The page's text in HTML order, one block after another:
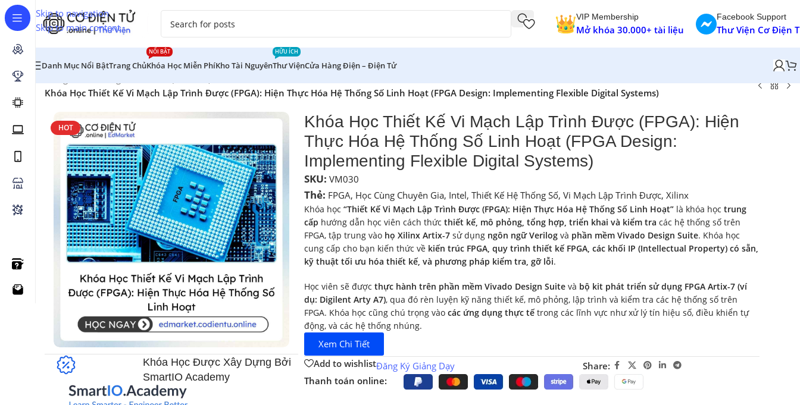
Skip to navigation
Skip to main content
VIP Membership
Mở khóa 30.000+ tài liệu
Facebook Support
Thư Viện Cơ Điện
Danh Mục Nổi BậtTrang ChủKhóa Học Miễn Phí
NỔI BẬT
Kho Tài NguyênThư Viện
HỮU ÍCH
Cửa Hàng Điện – Điện Tử
Khóa Học Thiết Kế Vi Mạch Lập Trình Được (FPGA): Hiện Thực Hóa Hệ Thống Số Linh Hoạt (FPGA Design: Implementing Flexible Digital Systems)
HOT
Khóa Học Được Xây Dựng Bởi
SmartIO Academy​
Khóa Học Thiết Kế Vi Mạch Lập Trình Được (FPGA): Hiện
Thực Hóa Hệ Thống Số Linh Hoạt (FPGA Design:
Implementing Flexible Digital Systems)
SKU: VM030
Thẻ: FPGA, Học Cùng Chuyên Gia, Intel, Thiết Kế Hệ Thống Số, Vi Mạch Lập Trình Được, Xilinx
Khóa học “Thiết Kế Vi Mạch Lập Trình Được (FPGA): Hiện Thực Hóa Hệ Thống Số Linh Hoạt”là khóa học trung
cấp hướng dẫn học viên cách thức thiết kế, mô phỏng, tổng hợp, triển khai và kiểm tra các hệ thống số trên
FPGA, tập trung vào họ Xilinx Artix-7sử dụng ngôn ngữ Verilogvà phần mềm Vivado Design Suite. Khóa học
cung cấp cho bạn kiến thức về kiến trúc FPGA, quy trình thiết kế FPGA, các khối IP (Intellectual Property) có sẵn,
kỹ thuật tối ưu hóa thiết kế, và phương pháp kiểm tra, gỡ lỗi.
Học viên sẽ được thực hành trên phần mềm Vivado Design Suitevà bộ kit phát triển sử dụng FPGA Artix-7 (ví
dụ: Digilent Arty A7), qua đó rèn luyện kỹ năng thiết kế, mô phỏng, lập trình và kiểm tra các hệ thống số trên
FPGA. Khóa học cũng chú trọng vào các ứng dụng thực tếtrong các lĩnh vực như xử lý tín hiệu số, điều khiển tự
động, và các hệ thống nhúng.
Xem Chi Tiết
Add to wishlistĐăng Ký Giảng Dạy
Share:
Thanh toán online: